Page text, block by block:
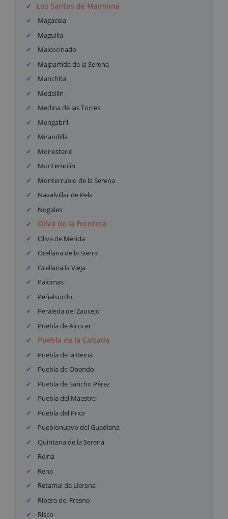
Los Santos de Maimona
Magacela
Maguilla
Malcocinado
Malpartida de la Serena
Manchita
Medellín
Medina de las Torres
Mengabril
Mirandilla
Monesterio
Montemolín
Monterrubio de la Serena
Navalvillar de Pela
Nogales
Oliva de la Frontera
Oliva de Mérida
Orellana de la Sierra
Orellana la Vieja
Palomas
Peñalsordo
Peraleda del Zaucejo
Puebla de Alcocer
Puebla de la Calzada
Puebla de la Reina
Puebla de Obando
Puebla de Sancho Pérez
Puebla del Maestre
Puebla del Prior
Pueblonuevo del Guadiana
Quintana de la Serena
Reina
Rena
Retamal de Llerena
Ribera del Fresno
Risco